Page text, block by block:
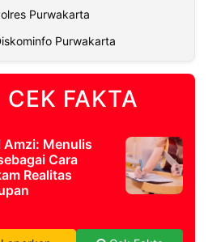
Purwakarta
Purwakarta
CEK FAKTA
Amzi: Menulis
Cara
Realitas